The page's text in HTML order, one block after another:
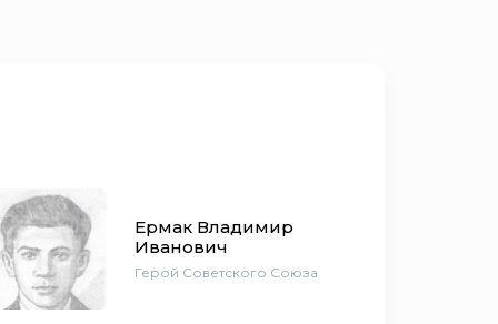
Ермак Владимир
Иванович
Герой Советского Союза